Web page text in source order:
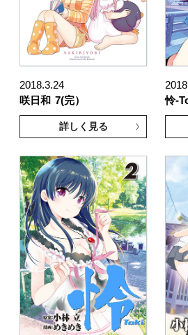
2018.3.24
咲日和 7(完）
詳しく見る
怜-